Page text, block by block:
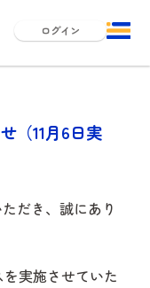
ログイン
（11月6日実
だき、誠にあり
実施させていた